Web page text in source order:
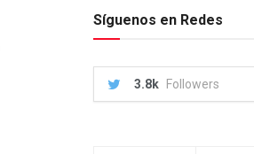
Síguenos en Redes
3.8k Followers